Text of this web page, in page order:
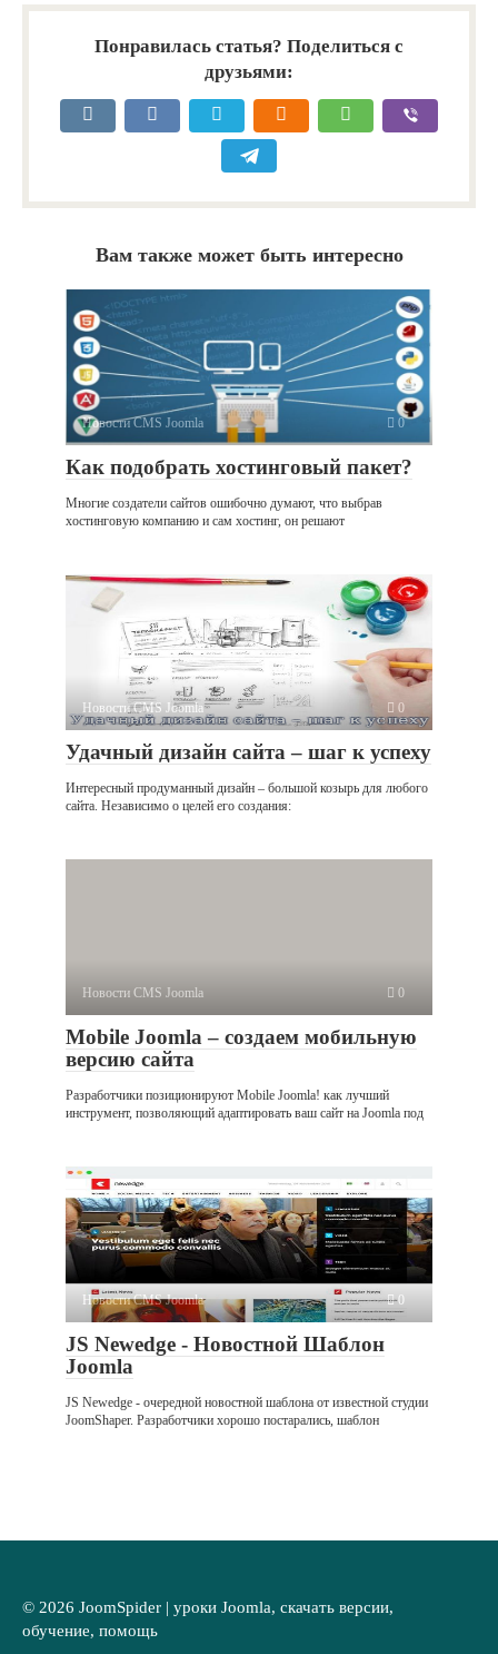
Понравилась статья? Поделиться с
друзьями:
Вам также может быть интересно
Новости CMS Joomla 0
Как подобрать хостинговый пакет?
Многие создатели сайтов ошибочно думают, что выбрав
хостинговую компанию и сам хостинг, он решают
Новости CMS Joomla 0
Удачный дизайн сайта – шаг к успеху
Интересный продуманный дизайн – большой козырь для любого
сайта. Независимо о целей его создания:
Новости CMS Joomla 0
Mobile Joomla – создаем мобильную
версию сайта
Разработчики позиционируют Mobile Joomla! как лучший
инструмент, позволяющий адаптировать ваш сайт на Joomla под
Новости CMS Joomla 0
JS Newedge - Новостной Шаблон
Joomla
JS Newedge - очередной новостной шаблона от известной студии
JoomShaper. Разработчики хорошо постарались, шаблон
© 2026 JoomSpider | уроки Joomla, скачать версии,
обучение, помощь